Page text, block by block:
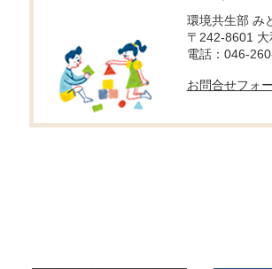
環境共生部 み
〒242-8601
電話：046-
お問合せフォ